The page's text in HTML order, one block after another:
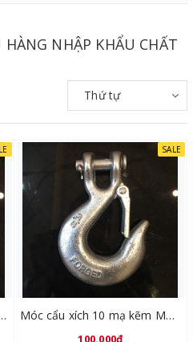
NHẬP KHẨU CHẤT
Thứ tự
kẽm MK-5/16
SALE
Móc cẩu xích 10 mạ kẽm MK-3/8
100.000₫